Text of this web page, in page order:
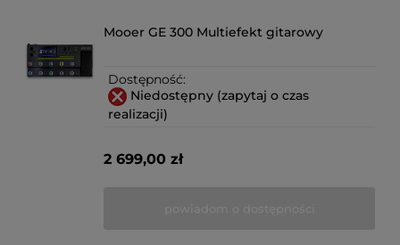
Mooer GE 300 Multiefekt gitarowy
Dostępność:
Niedostępny (zapytaj o czas
realizacji)
2 699,00 zł